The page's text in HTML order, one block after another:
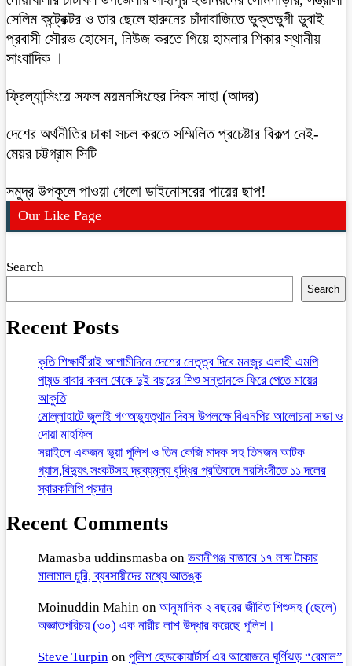
সেলিম কন্ট্রেক্টর ও তার ছেলে হারুনের চাঁদাবাজিতে ভুক্তভুগী ডুবাই
প্রবাসী সৌরভ হোসেন, নিউজ করতে গিয়ে হামলার শিকার স্থানীয়
সাংবাদিক ।
ফ্রিল্যান্সিংয়ে সফল ময়মনসিংহের দিবস সাহা (আদর)
দেশের অর্থনীতির চাকা সচল করতে সম্মিলিত প্রচেষ্টার বিকল্প নেই-
মেয়র চট্টগ্রাম সিটি
সমুদ্র উপকূলে পাওয়া গেলো ডাইনোসরের পায়ের ছাপ!
Our Like Page
Search
Search
Recent Posts
কৃতি শিক্ষার্থীরাই আগামীদিনে দেশের নেতৃত্ব দিবে মনজুর এলাহী এমপি
পাষন্ড বাবার কবল থেকে দুই বছরের শিশু সন্তানকে ফিরে পেতে মায়ের
আকুতি
মোল্লাহাটে জুলাই গণঅভ্যুত্থান দিবস উপলক্ষে বিএনপির আলোচনা সভা ও
দোয়া মাহফিল
সরাইলে একজন ভুয়া পুলিশ ও তিন কেজি মাদক সহ তিনজন আটক
গ্যাস,বিদ্যুৎ সংকটসহ দ্রব্যমূল্য বৃদ্ধির প্রতিবাদে নরসিংদীতে ১১ দলের
স্বারকলিপি প্রদান
Recent Comments
Mamasba uddinsmasba on ভবানীগঞ্জ বাজারে ১৭ লক্ষ টাকার
মালামাল চুরি, ব্যবসায়ীদের মধ্যে আতঙ্ক
Moinuddin Mahin on আনুমানিক ২ বছরের জীবিত শিশুসহ (ছেলে)
অজ্ঞাতপরিচয় (৩০) এক নারীর লাশ উদ্ধার করেছে পুলিশ।
Steve Turpin on পুলিশ হেডকোয়ার্টার্স এর আয়োজনে ঘূর্ণিঝড় “রেমাল”